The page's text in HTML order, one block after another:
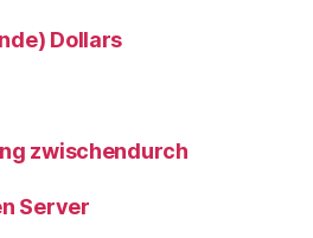
Dollars
zwischendurch
Server